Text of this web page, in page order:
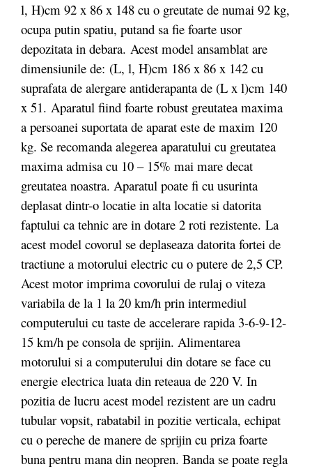
l, H)cm 92 x 86 x 148 cu o greutate de numai 92 kg,
ocupa putin spatiu, putand sa fie foarte usor
depozitata in debara. Acest model ansamblat are
dimensiunile de: (L, l, H)cm 186 x 86 x 142 cu
suprafata de alergare antiderapanta de (L x l)cm 140
x 51. Aparatul fiind foarte robust greutatea maxima
a persoanei suportata de aparat este de maxim 120
kg. Se recomanda alegerea aparatului cu greutatea
maxima admisa cu 10 – 15% mai mare decat
greutatea noastra. Aparatul poate fi cu usurinta
deplasat dintr-o locatie in alta locatie si datorita
faptului ca tehnic are in dotare 2 roti rezistente. La
acest model covorul se deplaseaza datorita fortei de
tractiune a motorului electric cu o putere de 2,5 CP.
Acest motor imprima covorului de rulaj o viteza
variabila de la 1 la 20 km/h prin intermediul
computerului cu taste de accelerare rapida 3-6-9-12-
15 km/h pe consola de sprijin. Alimentarea
motorului si a computerului din dotare se face cu
energie electrica luata din reteaua de 220 V. In
pozitia de lucru acest model rezistent are un cadru
tubular vopsit, rabatabil in pozitie verticala, echipat
cu o pereche de manere de sprijin cu priza foarte
buna pentru mana din neopren. Banda se poate regla